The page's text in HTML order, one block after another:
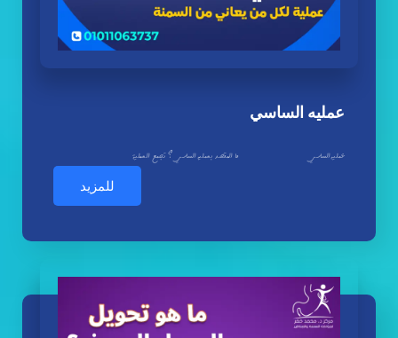
عمليه الساسي
عمليه الساسي ما المقصد بعمليه الساسي ؟ تجمع العملية
للمزيد